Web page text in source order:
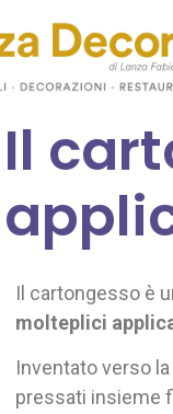
Il
Il cartongesso è
molteplici
Inventato verso
pressati insieme